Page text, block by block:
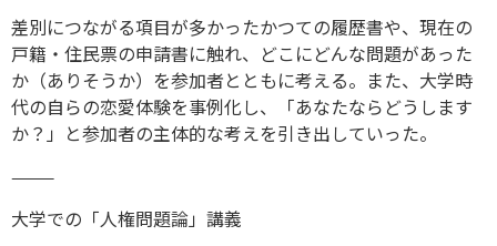
差別につながる項目が多かったかつての履歴書や、現在の
戸籍・住民票の申請書に触れ、どこにどんな問題があった
か（ありそうか）を参加者とともに考える。また、大学時
代の自らの恋愛体験を事例化し、「あなたならどうします
か？」と参加者の主体的な考えを引き出していった。
⸻
大学での「人権問題論」講義